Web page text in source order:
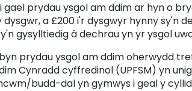
gael prydau ysgol am ddim ar hyn o
dysgwr, a £200 i'r dysgwyr hynny sy'n
gysylltiedig â dechrau yn yr ysgol
prydau ysgol am ddim oherwydd
Cynradd cyffredinol (UPFSM) yn
budd-dal yn gymwys i geal y